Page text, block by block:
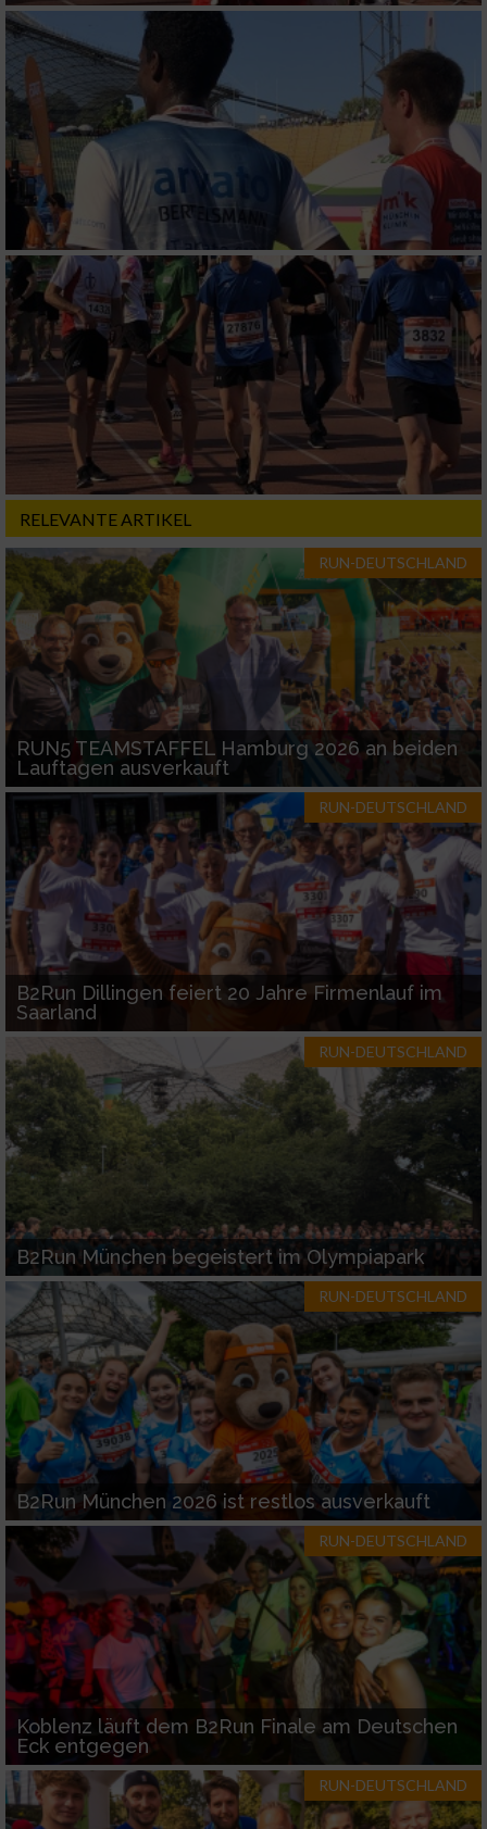
RELEVANTE ARTIKEL
RUN-DEUTSCHLAND
RUN5 TEAMSTAFFEL Hamburg 2026 an beiden
Lauftagen ausverkauft
RUN-DEUTSCHLAND
B2Run Dillingen feiert 20 Jahre Firmenlauf im
Saarland
RUN-DEUTSCHLAND
B2Run München begeistert im Olympiapark
RUN-DEUTSCHLAND
B2Run München 2026 ist restlos ausverkauft
RUN-DEUTSCHLAND
Koblenz läuft dem B2Run Finale am Deutschen
Eck entgegen
RUN-DEUTSCHLAND